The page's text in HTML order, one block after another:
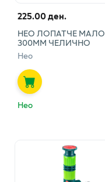
225.00 ден.
НЕО ЛОПАТЧЕ МАЛО
300ММ ЧЕЛИЧНО
Нео
Нео